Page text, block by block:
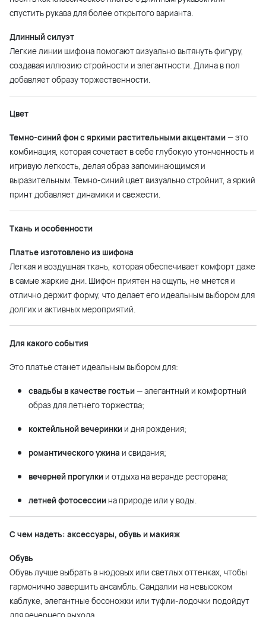
спустить рукава для более открытого варианта.
Длинный силуэт
Легкие линии шифона помогают визуально вытянуть фигуру,
создавая иллюзию стройности и элегантности. Длина в пол
добавляет образу торжественности.
Цвет
Темно-синий фон с яркими растительными акцентами— это
комбинация, которая сочетает в себе глубокую утонченность и
игривую легкость, делая образ запоминающимся и
выразительным. Темно-синий цвет визуально стройнит, а яркий
принт добавляет динамики и свежести.
Ткань и особенности
Платье изготовлено из шифона
Легкая и воздушная ткань, которая обеспечивает комфорт даже
в самые жаркие дни. Шифон приятен на ощупь, не мнется и
отлично держит форму, что делает его идеальным выбором для
долгих и активных мероприятий.
Для какого события
Это платье станет идеальным выбором для:
свадьбы в качестве гостьи— элегантный и комфортный
образ для летнего торжества;
коктейльной вечеринки и дня рождения;
романтического ужина и свидания;
вечерней прогулки и отдыха на веранде ресторана;
летней фотосессии на природе или у воды.
С чем надеть: аксессуары, обувь и макияж
Обувь
Обувь лучше выбрать в нюдовых или светлых оттенках, чтобы
гармонично завершить ансамбль. Сандалии на невысоком
каблуке, элегантные босоножки или туфли-лодочки подойдут